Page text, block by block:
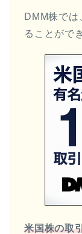
DMM株で
ることがで
米国株の取